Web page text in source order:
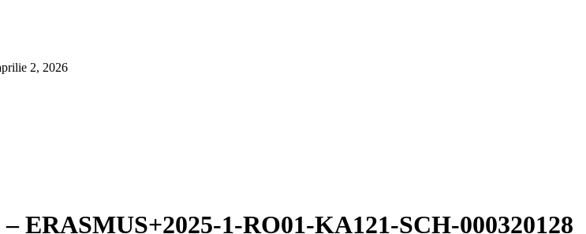
2, 2026
ERASMUS+2025-1-RO01-KA121-SCH-000320128